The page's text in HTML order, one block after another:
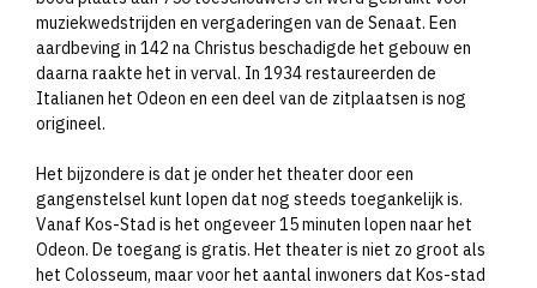
muziekwedstrijden en vergaderingen van de Senaat. Een
aardbeving in 142 na Christus beschadigde het gebouw en
daarna raakte het in verval. In 1934 restaureerden de
Italianen het Odeon en een deel van de zitplaatsen is nog
origineel.
Het bijzondere is dat je onder het theater door een
gangenstelsel kunt lopen dat nog steeds toegankelijk is.
Vanaf Kos-Stad is het ongeveer 15 minuten lopen naar het
Odeon. De toegang is gratis. Het theater is niet zo groot als
het Colosseum, maar voor het aantal inwoners dat Kos-stad